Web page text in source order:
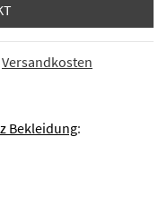
Versandkosten
Bekleidung: